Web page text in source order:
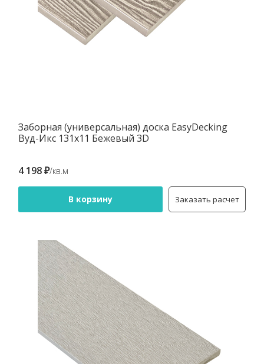
Заборная (универсальная) доска EasyDecking
Вуд-Икс 131х11 Бежевый 3D
4 198 ₽/кв.м
В корзину Заказать расчет